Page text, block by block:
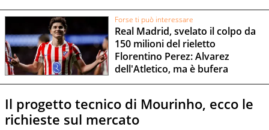
Forse ti può interessare
Real Madrid, svelato il colpo da
150 milioni del rieletto
Florentino Perez: Alvarez
dell'Atletico, ma è bufera
Il progetto tecnico di Mourinho, ecco le
richieste sul mercato